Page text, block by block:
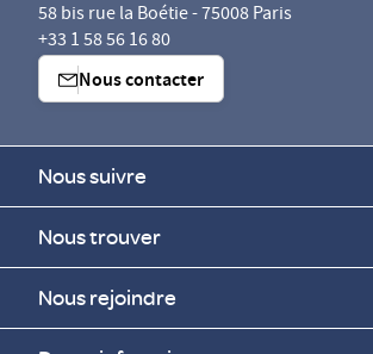
58 bis rue la Boétie - 75008 Paris
+33 1 58 56 16 80
Nous contacter
Nous suivre
Nous trouver
Nous rejoindre